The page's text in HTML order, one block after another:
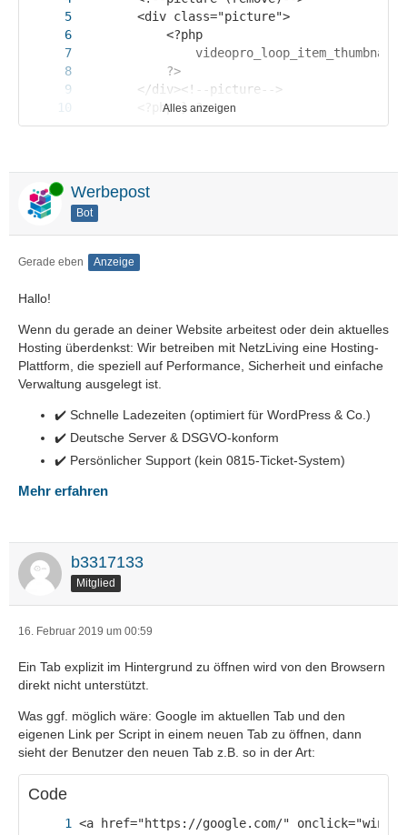
    </div>
Alles anzeigen
Online Werbepost
Bot
Gerade eben Anzeige
Hallo!
Wenn du gerade an deiner Website arbeitest oder dein aktuelles
Hosting überdenkst: Wir betreiben mit NetzLiving eine Hosting-
Plattform, die speziell auf Performance, Sicherheit und einfache
Verwaltung ausgelegt ist.
✔️ Schnelle Ladezeiten (optimiert für WordPress & Co.)
✔️ Deutsche Server & DSGVO-konform
✔️ Persönlicher Support (kein 0815-Ticket-System)
Mehr erfahren
b3317133
Mitglied
16. Februar 2019 um 00:59
Ein Tab explizit im Hintergrund zu öffnen wird von den Browsern
direkt nicht unterstützt.
Was ggf. möglich wäre: Google im aktuellen Tab und den
eigenen Link per Script in einem neuen Tab zu öffnen, dann
sieht der Benutzer den neuen Tab z.B. so in der Art:
Code
<a href="https://google.com/"